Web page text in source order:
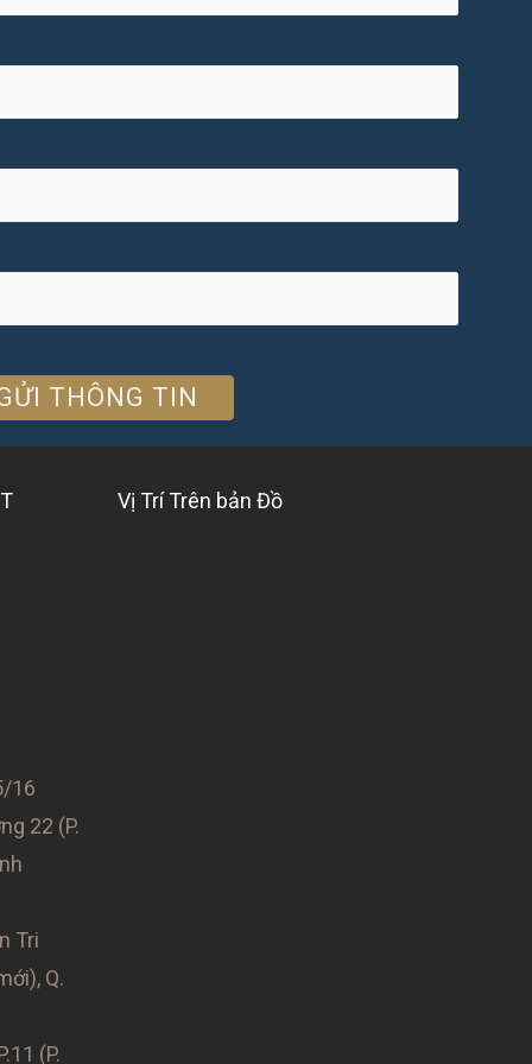
16
22 (P.
Tri
Q.
(P.
Vị Trí Trên bản Đồ